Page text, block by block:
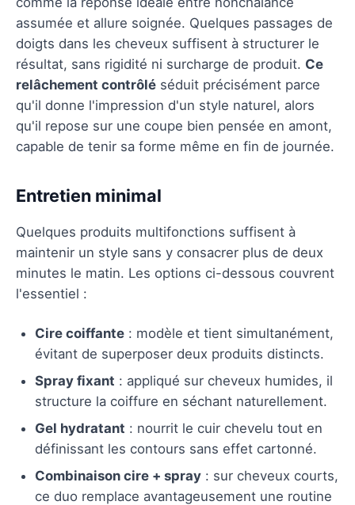
assumée et allure soignée. Quelques passages de
doigts dans les cheveux suffisent à structurer le
résultat, sans rigidité ni surcharge de produit. Ce
relâchement contrôlé séduit précisément parce
qu'il donne l'impression d'un style naturel, alors
qu'il repose sur une coupe bien pensée en amont,
capable de tenir sa forme même en fin de journée.
Entretien minimal
Quelques produits multifonctions suffisent à
maintenir un style sans y consacrer plus de deux
minutes le matin. Les options ci-dessous couvrent
l'essentiel :
Cire coiffante : modèle et tient simultanément,
évitant de superposer deux produits distincts.
Spray fixant : appliqué sur cheveux humides, il
structure la coiffure en séchant naturellement.
Gel hydratant : nourrit le cuir chevelu tout en
définissant les contours sans effet cartonné.
Combinaison cire + spray : sur cheveux courts,
ce duo remplace avantageusement une routine